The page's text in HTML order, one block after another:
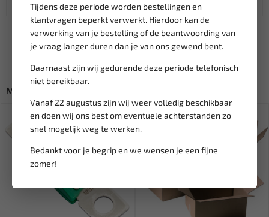
Tijdens deze periode worden bestellingen en
klantvragen beperkt verwerkt. Hierdoor kan de
verwerking van je bestelling of de beantwoording van
je vraag langer duren dan je van ons gewend bent.
Daarnaast zijn wij gedurende deze periode telefonisch
niet bereikbaar.
Vanaf 22 augustus zijn wij weer volledig beschikbaar
en doen wij ons best om eventuele achterstanden zo
snel mogelijk weg te werken.
Bedankt voor je begrip en we wensen je een fijne
zomer!
Misschien ook interessant: